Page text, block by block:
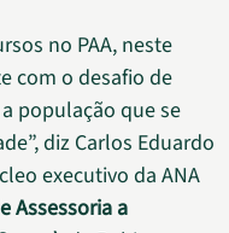
no PAA, neste
com o desafio de
população que se
diz Carlos Eduardo
executivo da ANA
Assessoria a